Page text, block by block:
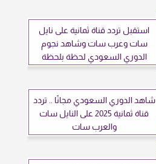
استقبل تردد قناة ثمانية على نايل
سات وعرب سات وشاهد نجوم
الدوري السعودي لحظة بلحظة
شاهد الدوري السعودي مجانًا .. تردد
قناة ثمانية 2025 على النايل سات
والعرب سات